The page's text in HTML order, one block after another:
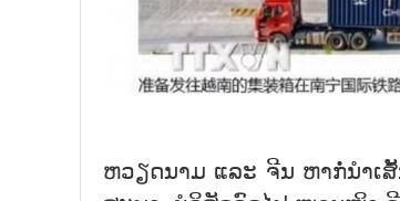
ຫວຽດ​ນາມ ແລະ ຈີນ ຫາກໍ່​ນຳ​ເ